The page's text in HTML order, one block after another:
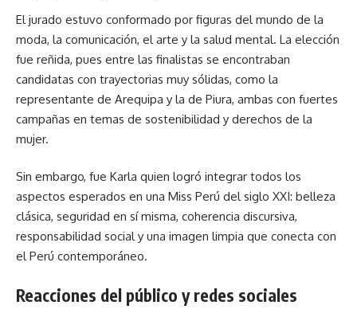
El jurado estuvo conformado por figuras del mundo de la
moda, la comunicación, el arte y la salud mental. La elección
fue reñida, pues entre las finalistas se encontraban
candidatas con trayectorias muy sólidas, como la
representante de Arequipa y la de Piura, ambas con fuertes
campañas en temas de sostenibilidad y derechos de la
mujer.
Sin embargo, fue Karla quien logró integrar todos los
aspectos esperados en una Miss Perú del siglo XXI: belleza
clásica, seguridad en sí misma, coherencia discursiva,
responsabilidad social y una imagen limpia que conecta con
el Perú contemporáneo.
Reacciones del público y redes sociales